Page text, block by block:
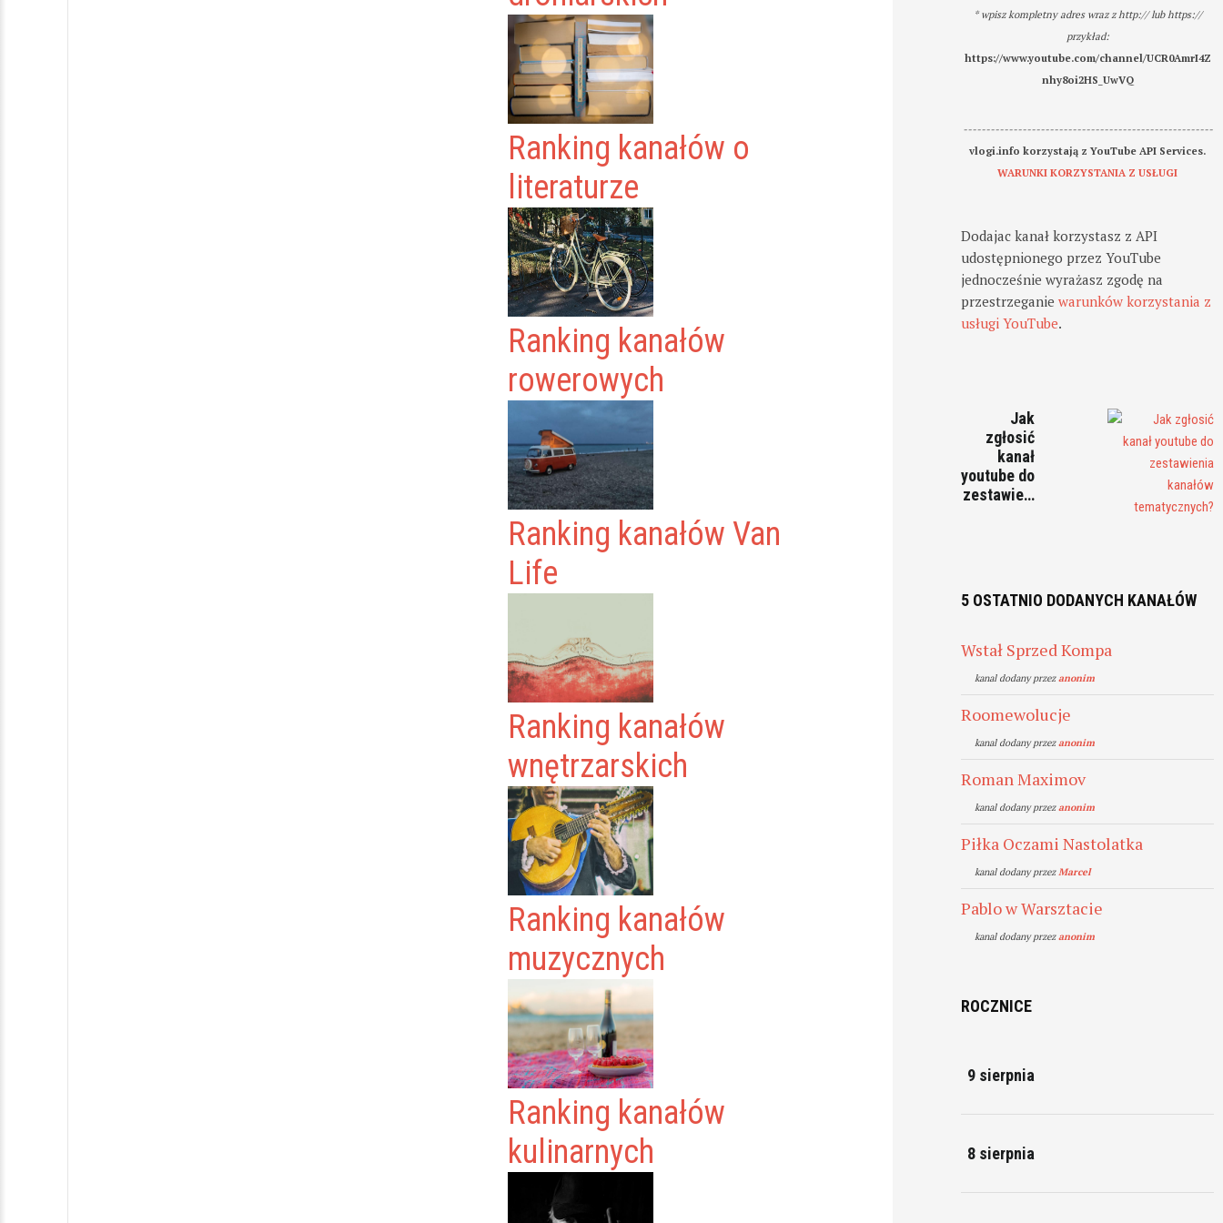
Ranking kanałów o
literaturze
Ranking kanałów
rowerowych
Ranking kanałów Van
Life
Ranking kanałów
wnętrzarskich
Ranking kanałów
muzycznych
Ranking kanałów
kulinarnych
* wpisz kompletny adres wraz z http:// lub https://
przykład:
https://www.youtube.com/channel/UCR0AmrI4Z
nhy8oi2HS_UwVQ
-------------------------------------------------------
vlogi.info korzystają z YouTube API Services.
WARUNKI KORZYSTANIA Z USŁUGI
Dodajac kanał korzystasz z API
udostępnionego przez YouTube
jednocześnie wyrażasz zgodę na
przestrzeganiewarunków korzystania z
usługi YouTube.
Jak
zgłosić
kanał
youtube do
zestawie…
5 OSTATNIO DODANYCH KANAŁÓW
Wstał Sprzed Kompa
kanal dodany przezanonim
Roomewolucje
kanal dodany przezanonim
Roman Maximov
kanal dodany przezanonim
Piłka Oczami Nastolatka
kanal dodany przezMarcel
Pablo w Warsztacie
kanal dodany przezanonim
ROCZNICE
9 sierpnia
8 sierpnia